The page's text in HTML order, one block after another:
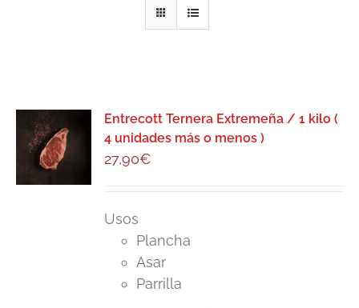
Entrecott Ternera Extremeña / 1 kilo (
4 unidades más o menos )
27,90€
Usos
Plancha
Asar
Parrilla